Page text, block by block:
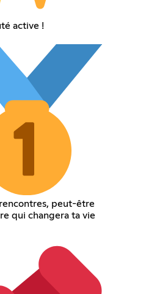
active !
peut-être
qui changera ta vie